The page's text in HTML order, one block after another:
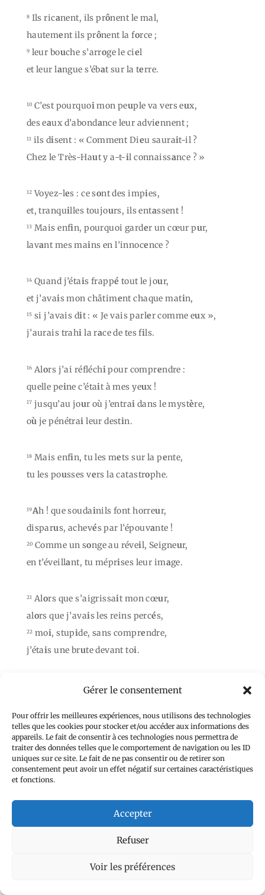
Gérer le consentement
Pour offrir les meilleures expériences, nous utilisons des technologies
telles que les cookies pour stocker et/ou accéder aux informations des
appareils. Le fait de consentir à ces technologies nous permettra de
traiter des données telles que le comportement de navigation ou les ID
uniques sur ce site. Le fait de ne pas consentir ou de retirer son
consentement peut avoir un effet négatif sur certaines caractéristiques
et fonctions.
Accepter
Refuser
Voir les préférences
8 Ils ricanent, ils prônent le mal,
hautement ils prônent la force ;
9 leur bouche s’arroge le ciel
et leur langue s’ébat sur la terre.
10 C’est pourquoimon peuple va vers eux,
des eaux d’abondance leur adviennent ;
11 ils disent : « Comment Dieu saurait-il ?
Chez le Très-Haut y a-t-il connaissance ? »
12 Voyez-les : ce sont des impies,
et, tranquilles toujours, ils entassent !
13 Mais enfin, pourquoi garder un cœur pur,
lavant mes mains en l’innocence ?
14 Quand j’étais frappé tout le jour,
et j’avais mon châtiment chaque matin,
15 si j’avais dit : « Je vais parler comme eux »,
j’aurais trahi la race de tes fils.
16 Alors j’ai réfléchipour comprendre :
quelle peine c’était à mes yeux !
17 jusqu’au jour où j’entrai dans le mystère,
où je pénétrai leur destin.
18 Mais enfin, tu les mets sur la pente,
tu les pousses vers la catastrophe.
19Ah ! que soudainils font horreur,
disparus, achevés par l’épouvante !
20 Comme un songe au réveil, Seigneur,
en t’éveillant, tu méprises leur image.
21 Alors que s’aigrissait mon cœur,
alors que j’avais les reins percés,
22 moi, stupide, sans comprendre,
j’étais une brute devant toi.
, qui restais devant toi,
24par ton conseil tu vas me conduire
puis dans la gloire me prendras.
25Qui donc aurais-je dans le ci el ?
r et mon cœ r sont consum
roc de mon cœur, ma part, Dieu à jamais !
gne de toi périra,